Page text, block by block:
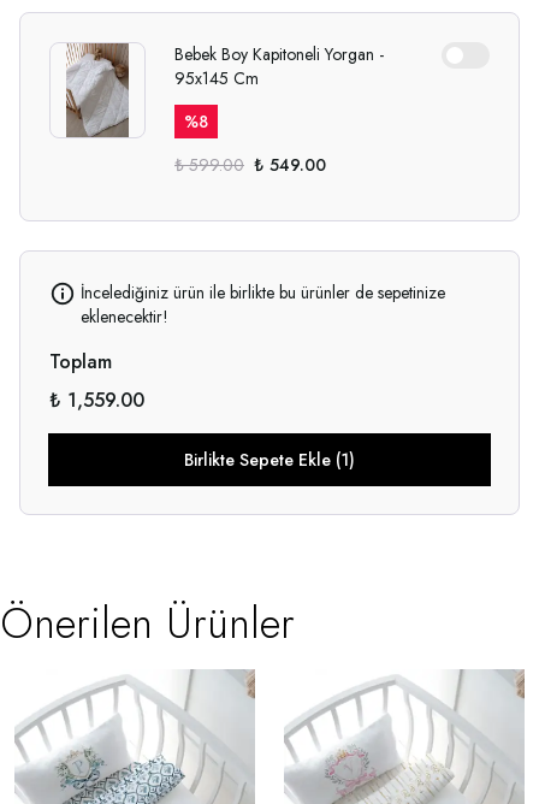
Bebek Boy Kapitoneli Yorgan -
95x145 Cm
%8
₺ 599.00 ₺ 549.00
İncelediğiniz ürün ile birlikte bu ürünler de sepetinize
eklenecektir!
Toplam
₺ 1,559.00
Birlikte Sepete Ekle (1)
Önerilen Ürünler